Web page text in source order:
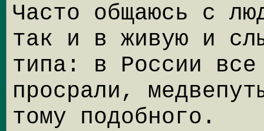
Часто общаюсь с
так и в живую и
типа: в России все
просрали,
тому подобного.